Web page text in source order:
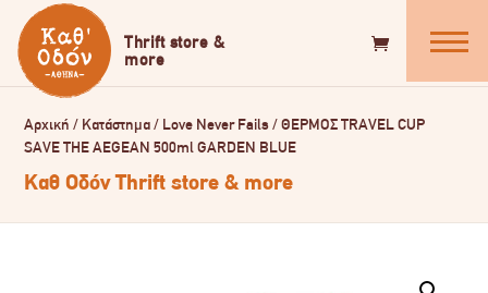
Αρχική / Κατάστημα/ Love Never Fails/ΘΕΡΜΟΣ TRAVEL CUP
SAVE THE AEGEAN 500ml GARDEN BLUE
Καθ Οδόν Thrift store & more